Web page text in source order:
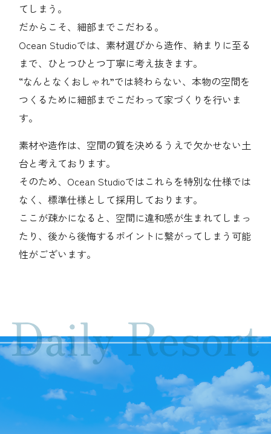
てしまう。
だからこそ、細部までこだわる。
Ocean Studioでは、素材選びから造作、納まりに至る
まで、ひとつひとつ丁寧に考え抜きます。
“なんとなくおしゃれ”では終わらない、本物の空間を
つくるために細部までこだわって家づくりを行いま
す。
素材や造作は、空間の質を決めるうえで欠かせない土
台と考えております。
そのため、Ocean Studioではこれらを特別な仕様では
なく、標準仕様として採用しております。
ここが疎かになると、空間に違和感が生まれてしまっ
たり、後から後悔するポイントに繋がってしまう可能
性がございます。